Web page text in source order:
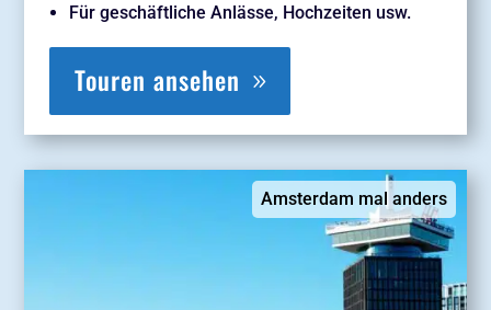
Für geschäftliche Anlässe, Hochzeiten usw.
Touren ansehen
Amsterdam mal anders